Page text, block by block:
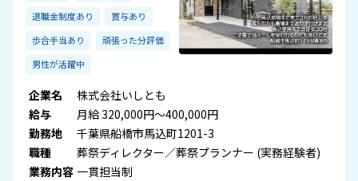
退職金制度あり
賞与あり
歩合手当あり
頑張った分評価
男性が活躍中
企業名
株式会社いしとも
給与
月給 320,000円～400,000円
勤務地
千葉県船橋市馬込町1201-3
職種
葬祭ディレクター／葬祭プランナー (実務経験者)
業務内容 一貫担当制